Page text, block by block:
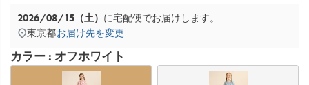
2026/08/15（土） に宅配便でお届けします。
東京都お届け先を変更
カラー オフホワイト